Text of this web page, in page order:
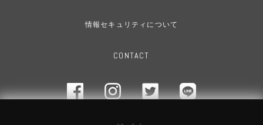
情報セキュリティについて
CONTACT